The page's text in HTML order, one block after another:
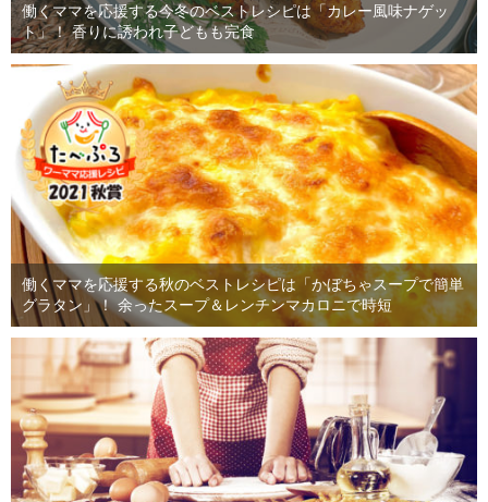
働くママを応援する今冬のベストレシピは「カレー風味ナゲッ
ト」！ 香りに誘われ子どもも完食
働くママを応援する秋のベストレシピは「かぼちゃスープで簡単
グラタン」！ 余ったスープ＆レンチンマカロニで時短